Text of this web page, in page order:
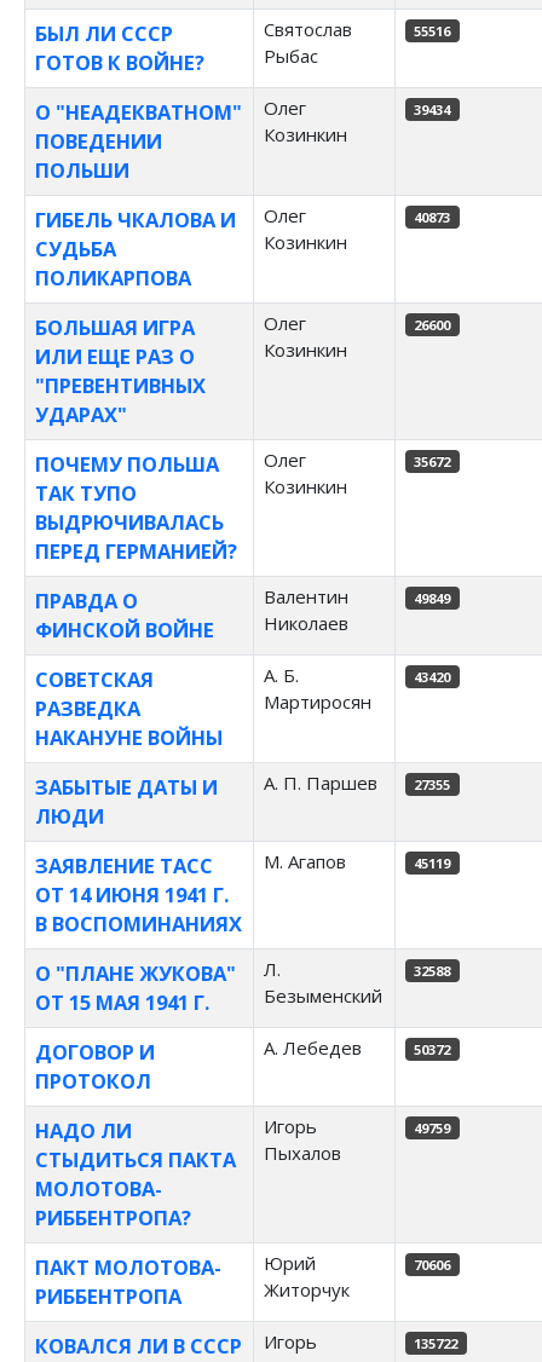
БЫЛ ЛИ СССР
ГОТОВ К ВОЙНЕ?
Святослав
Рыбас
55516
О "НЕАДЕКВАТНОМ"
ПОВЕДЕНИИ
ПОЛЬШИ
Олег
Козинкин
39434
ГИБЕЛЬ ЧКАЛОВА И
СУДЬБА
ПОЛИКАРПОВА
Олег
Козинкин
40873
БОЛЬШАЯ ИГРА
ИЛИ ЕЩЕ РАЗ О
"ПРЕВЕНТИВНЫХ
УДАРАХ"
Олег
Козинкин
26600
ПОЧЕМУ ПОЛЬША
ТАК ТУПО
ВЫДРЮЧИВАЛАСЬ
ПЕРЕД ГЕРМАНИЕЙ?
Олег
Козинкин
35672
ПРАВДА О
ФИНСКОЙ ВОЙНЕ
Валентин
Николаев
49849
СОВЕТСКАЯ
РАЗВЕДКА
НАКАНУНЕ ВОЙНЫ
А. Б.
Мартиросян
43420
ЗАБЫТЫЕ ДАТЫ И
ЛЮДИ
А. П. Паршев 27355
ЗАЯВЛЕНИЕ ТАСС
ОТ 14 ИЮНЯ 1941 Г.
В ВОСПОМИНАНИЯХ
М. Агапов 45119
О "ПЛАНЕ ЖУКОВА"
ОТ 15 МАЯ 1941 Г.
Л.
Безыменский
32588
ДОГОВОР И
ПРОТОКОЛ
А. Лебедев 50372
НАДО ЛИ
СТЫДИТЬСЯ ПАКТА
МОЛОТОВА-
РИББЕНТРОПА?
Игорь
Пыхалов
49759
ПАКТ МОЛОТОВА-
РИББЕНТРОПА
Юрий
Житорчук
70606
КОВАЛСЯ ЛИ В СССР
Игорь
135722